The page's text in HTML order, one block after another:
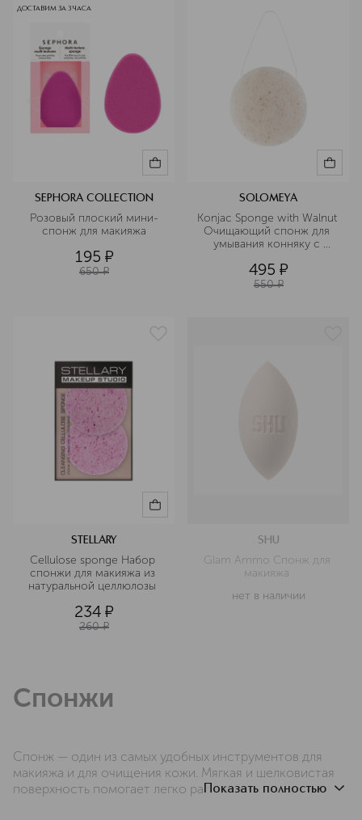
ДОСТАВИМ ЗА 3 ЧАСА
SEPHORA COLLECTION
Розовый плоский мини-
спонж для макияжа
195 ¤
650 ¤
SOLOMEYA
Konjac Sponge with Walnut
Очищающий спонж для
умывания конняку с
495 ¤
550 ¤
STELLARY
Cellulose sponge Набор
спонжи для макияжа из
234 ¤
260 ¤
SHU
Glam Ammo Спонж для
нет в наличии
Спонжи
Спонж
макияжа и для очищения кожи. Мягкая и шелковистая
поверхность помогает легко распределять косметику
Показать полностью